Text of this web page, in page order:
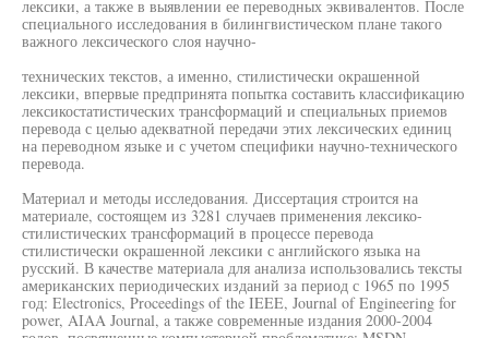
лексики, а также в выявлении ее переводных эквивалентов. После
специального исследования в билингвистическом плане такого
важного лексического слоя научно-
технических текстов, а именно, стилистически окрашенной
лексики, впервые предпринята попытка составить классификацию
лексикостатистических трансформаций и специальных приемов
перевода с целью адекватной передачи этих лексических единиц
на переводном языке и с учетом специфики научно-технического
перевода.
Материал и методы исследования. Диссертация строится на
материале, состоящем из 3281 случаев применения лексико-
стилистических трансформаций в процессе перевода
стилистически окрашенной лексики с английского языка на
русский. В качестве материала для анализа использовались тексты
американских периодических изданий за период с 1965 по 1995
год: Electronics, Proceedings of the IEEE, Journal of Engineering for
power, AIAA Journal, a также современные издания 2000-2004